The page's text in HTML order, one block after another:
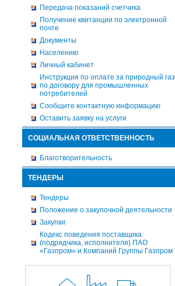
Передача показаний счетчика
Получение квитанции по электронной
почте
Документы
Населению
Личный кабинет
Инструкция по оплате за природный газ
по договору для промышленных
потребителей
Сообщите контактную информацию
Оставить заявку на услуги
СОЦИАЛЬНАЯ ОТВЕТСТВЕННОСТЬ
Благотворительность
ТЕНДЕРЫ
Тендеры
Положение о закупочной деятельности
Закупки
Кодекс поведения поставщика
(подрядчика, исполнителя) ПАО
«Газпром» и Компаний Группы Газпром